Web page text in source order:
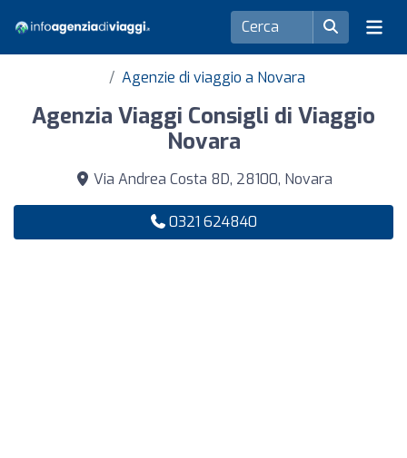
Agenzie di viaggio a Novara
Agenzia Viaggi Consigli di Viaggio
Novara
Via Andrea Costa 8D, 28100, Novara
0321 624840